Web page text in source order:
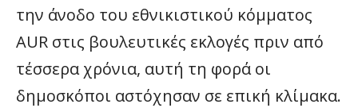
την άνοδο του εθνικιστικού κόμματος
AUR στις βουλευτικές εκλογές πριν από
τέσσερα χρόνια, αυτή τη φορά οι
δημοσκόποι αστόχησαν σε επική κλίμακα.